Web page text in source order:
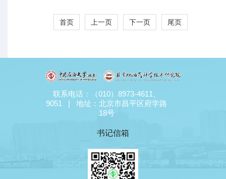
首页 上一页 下一页 尾页
联系电话：（010）8973-4611、
9051 | 地址：北京市昌平区府学路
18号
书记信箱